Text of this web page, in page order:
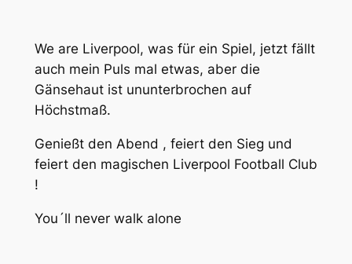
We are Liverpool, was für ein Spiel, jetzt fällt
auch mein Puls mal etwas, aber die
Gänsehaut ist ununterbrochen auf
Höchstmaß.
Genießt den Abend , feiert den Sieg und
feiert den magischen Liverpool Football Club
!
You´ll never walk alone